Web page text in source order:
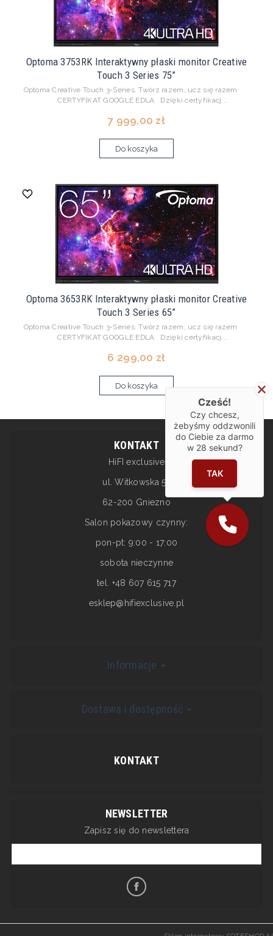
Optoma 3753RK Interaktywny płaski monitor Creative
Touch 3 Series 75”
Optoma Creative Touch 3-Series. Twórz razem, ucz się razem
CERTYFIKAT GOOGLE EDLA Dzięki certyfikacj...
7 999,00 zł
Do koszyka
Optoma 3653RK Interaktywny płaski monitor Creative
Touch 3 Series 65”
Optoma Creative Touch 3-Series. Twórz razem, ucz się razem
CERTYFIKAT GOOGLE EDLA Dzięki certyfikacj...
6 299,00 zł
Do koszyka
KONTAKT
HiFI exclusive
ul. Witkowska 5a
62-200 Gniezno
Salon pokazowy czynny:
pon-pt: 9:00 - 17:00
sobota nieczynne
tel. +48 607 615 717
esklep@hifiexclusive.pl
Informacje
Dostawa i dostępność
KONTAKT
NEWSLETTER
Zapisz się do newslettera
Cześć!
Czy chcesz,
żebyśmy oddzwonili
do Ciebie za darmo
w 28 sekund?
TAK